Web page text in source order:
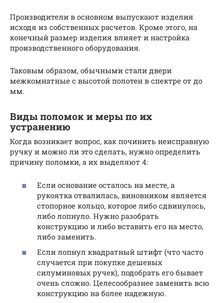
Производители в основном выпускают изделия
исходя из собственных расчетов. Кроме этого, на
конечный размер изделия влияет и настройка
производственного оборудования.
Таковым образом, обычными стали двери
межкомнатные с высотой полотен в спектре от до
мм.
Виды поломок и меры по их
устранению
Когда возникает вопрос, как починить неисправную
ручку и можно ли это сделать, нужно определить
причину поломки, а их выделяют 4:
Если основание осталось на месте, а
рукоятка отвалилась, виновником является
стопорное кольцо, которое либо сдвинулось,
либо лопнуло. Нужно разобрать
конструкцию и либо вставить его на место,
либо заменить.
Если лопнул квадратный штифт (что часто
случается при покупке дешевых
силуминовых ручек), подобрать его бывает
очень сложно. Целесообразнее заменить всю
конструкцию на более надежную.